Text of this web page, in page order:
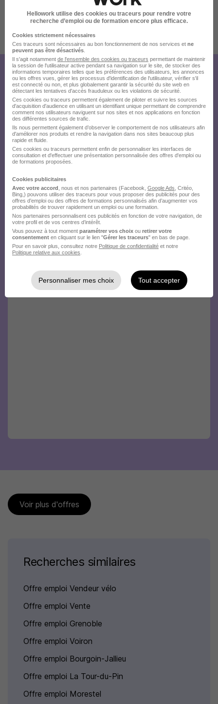
Publiée le 15/07/2026 - Réf : 1019377
Créez votre compte Hellowork et
envoyez votre candidature !
Voir plus d'offres
Recherches similaires
Offre emploi Vendeur vélo
Offre emploi Vente
Offre emploi Grenoble
Offre emploi Voiron
Offre emploi Bourgoin-Jallieu
Offre emploi La Tour-du-Pin
Offre emploi Morestel
Hellowork utilise des cookies ou traceurs pour rendre votre
recherche d’emploi ou de formation encore plus efficace.
Cookies strictement nécessaires
Ces traceurs sont nécessaires au bon fonctionnement de nos services et ne
peuvent pas être désactivés
Il s'agit notamment de l'ensemble des cookies ou traceurs permettant de maintenir
la session de l'utilisateur active pendant sa navigation sur le site, de stocker des
informations temporaires telles que les préférences des utilisateurs, les annonces
ou les offres vues, gérer les processus d'identification de l'utilisateur, vérifier s'il
est connecté ou non, et plus globalement garantir la sécurité du site web en
détectant les tentatives d'accès frauduleux ou les violations de sécurité.
Ces cookies ou traceurs permettent également de piloter et suivre les sources
d'acquisition d'audience en utilisant un identifiant unique permettant de comprendre
comment nos utilisateurs naviguent sur nos sites et nos applications en fonction
des différentes sources de trafic.
Ils nous permettent également d’observer le comportement de nos utilisateurs afin
d'améliorer nos produits et rendre la navigation dans nos sites beaucoup plus
rapide et fluide.
Ces cookies ou traceurs permettent enfin de personnaliser les interfaces de
consultation et d'effectuer une présentation personnalisée des offres d'emploi ou
de formations proposées.
Cookies publicitaires
Avec votre accord , nous et nos partenaires (Facebook, Google Ads , Critéo,
Bing,) pouvons utiliser des traceurs pour vous proposer des publicités pour des
offres d’emploi ou des offres de formations personnalisés afin d’augmenter vos
probabilités de trouver rapidement un emploi ou une formation.
Nos partenaires personnalisent ces publicités en fonction de votre navigation, de
votre profil et de vos centres d’intérêt.
Vous pouvez à tout moment paramétrer vos choix ou retirer votre
consentement en cliquant sur le lien "Gérer les traceurs" en bas de page.
Pour en savoir plus, consultez notre Politique de confidentialité et notre
Politique relative aux cookies
Personnaliser mes choix Tout accepter